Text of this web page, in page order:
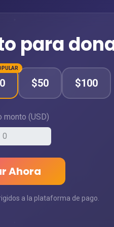
para
$50 $100
monto (USD)
Ahora
a la plataforma de pago.